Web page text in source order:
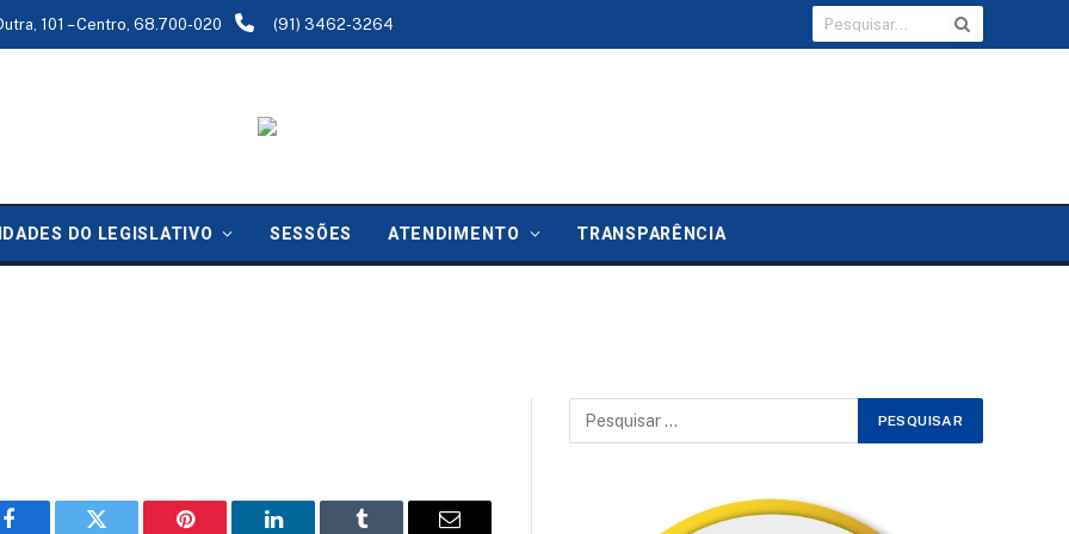
101 – Centro, 68.700-020 (91) 3462-3264
DO LEGISLATIVO SESSÕES ATENDIMENTO TRANSPARÊNCIA